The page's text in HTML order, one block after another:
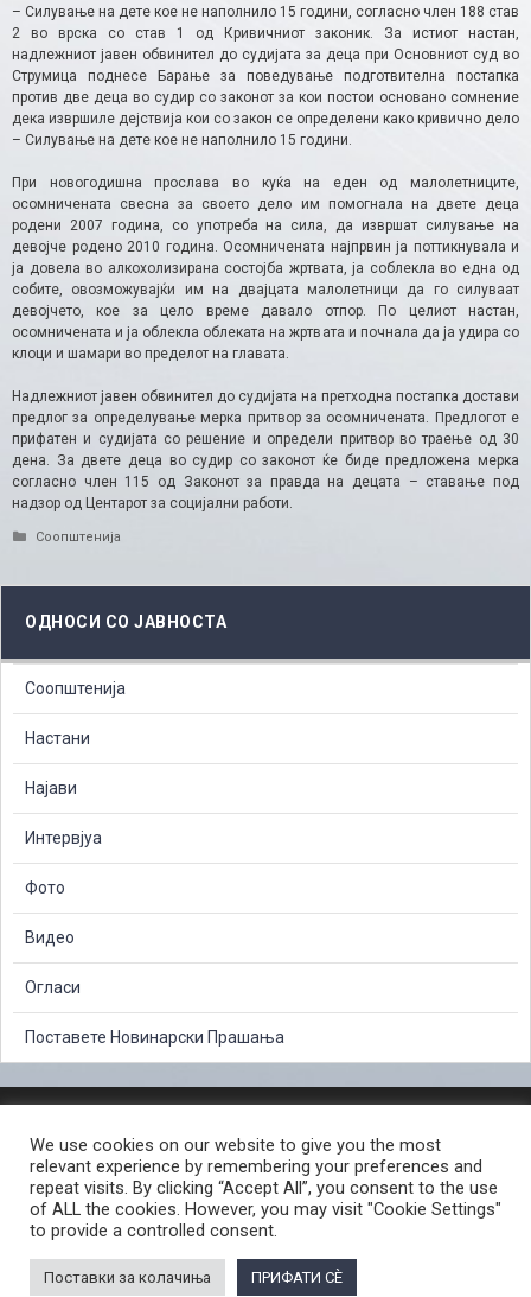
– Силување на дете кое не наполнило 15 години, согласно член 188 став
2 во врска со став 1 од Кривичниот законик. За истиот настан,
надлежниот јавен обвинител до судијата за деца при Основниот суд во
Струмица поднесе Барање за поведување подготвителна постапка
против две деца во судир со законот за кои постои основано сомнение
дека извршиле дејствија кои со закон се определени како кривично дело
– Силување на дете кое не наполнило 15 години.
При новогодишна прослава во куќа на еден од малолетниците,
осомничената свесна за своето дело им помогнала на двете деца
родени 2007 година, со употреба на сила, да извршат силување на
девојче родено 2010 година. Осомничената најпрвин ја поттикнувала и
ја довела во алкохолизирана состојба жртвата, ја соблекла во една од
собите, овозможувајќи им на двајцата малолетници да го силуваат
девојчето, кое за цело време давало отпор. По целиот настан,
осомничената и ја облекла облеката на жртвата и почнала да ја удира со
клоци и шамари во пределот на главата.
Надлежниот јавен обвинител до судијата на претходна постапка достави
предлог за определување мерка притвор за осомничената. Предлогот е
прифатен и судијата со решение и определи притвор во траење од 30
дена. За двете деца во судир со законот ќе биде предложена мерка
согласно член 115 од Законот за правда на децата – ставање под
надзор од Центарот за социјални работи.
Categories
Соопштенија
ОДНОСИ СО ЈАВНОСТА
Соопштенија
Настани
Најави
Интервјуа
Фото
Видео
Огласи
Поставете Новинарски Прашања
СЛОБОДЕН ПРИСТАП ДО ИНФОРМАЦИИ ОД ЈАВЕН КАРАКТЕР
ПОСТАПКА ЗА ПРИЈАВА НА КРИВИЧНО ДЕЛО
КОРИСНИ ЛИНКОВИ
ПОЛИТИКА ЗА ПРИВАТНОСТ ВЕБ СТРАНИЦА
© 2026 ЈАВНО ОБВИНИТЕЛСТВО НА РЕПУБЛИКА СЕВЕРНА МАКЕДОНИЈА •
We use cookies on our website to give you the most
relevant experience by remembering your preferences and
repeat visits. By clicking “Accept All”, you consent to the use
of ALL the cookies. However, you may visit "Cookie Settings"
to provide a controlled consent.
Поставки за колачиња ПРИФАТИ СÈ